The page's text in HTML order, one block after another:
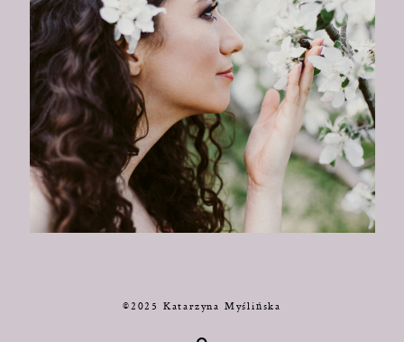
©2025 Katarzyna Myślińska